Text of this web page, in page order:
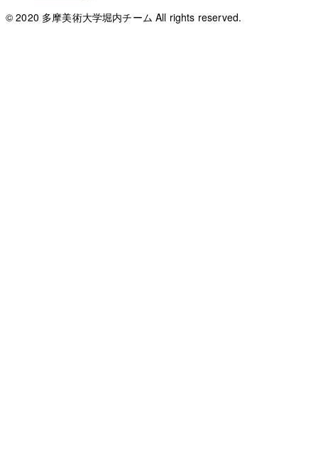
© 2020 多摩美術大学堀内チーム All rights reserved.